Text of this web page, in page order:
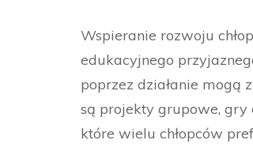
Wspieranie rozwoju
edukacyjnego
poprzez działanie mogą
są projekty grupowe, gry
które wielu chłopców